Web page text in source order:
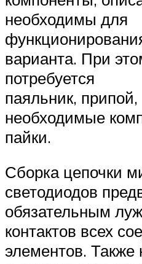
необходимы для
варианта. При
потребуется
паяльник,
необходимые
пайки.
Сборка цепочки
светодиодов
обязательным
контактов всех
элементов. Также